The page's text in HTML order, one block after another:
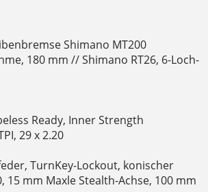
Shimano MT200
180 mm // Shimano RT26, 6-Loch-
Ready, Inner Strength
29 x 2.20
TurnKey-Lockout, konischer
15 mm Maxle Stealth-Achse, 100 mm